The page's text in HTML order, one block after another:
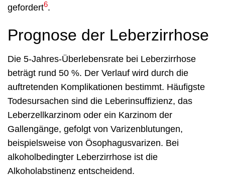
gefordert6.
Prognose der Leberzirrhose
Die 5-Jahres-Überlebensrate bei Leberzirrhose
beträgt rund 50 %. Der Verlauf wird durch die
auftretenden Komplikationen bestimmt. Häufigste
Todesursachen sind die Leberinsuffizienz, das
Leberzellkarzinom oder ein Karzinom der
Gallengänge, gefolgt von Varizenblutungen,
beispielsweise von Ösophagusvarizen. Bei
alkoholbedingter Leberzirrhose ist die
Alkoholabstinenz entscheidend.